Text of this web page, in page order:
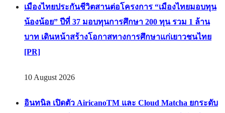
เมืองไทยประกันชีวิตสานต่อโครงการ “เมืองไทยมอบทุน
น้องน้อย” ปีที่ 37 มอบทุนการศึกษา 200 ทุน รวม 1 ล้าน
บาท เดินหน้าสร้างโอกาสทางการศึกษาแก่เยาวชนไทย
[PR]
10 August 2026
อินทนิล เปิดตัว AiricanoTM และ Cloud Matcha ยกระดับ